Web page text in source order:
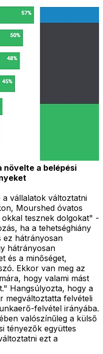
növelte a belépési
vállalatok változtatni
Mourshed óvatos
tesznek dolgokat" -
ha a tehetséghiány
ez hátrányosan
hátrányosan
és a minőséget,
Ekkor van meg az
hogy valami mást
Hangsúlyozta, hogy a
megváltoztatta felvételi
felvétel irányába.
valószínűleg a külső
tényezők együttes
ezt a